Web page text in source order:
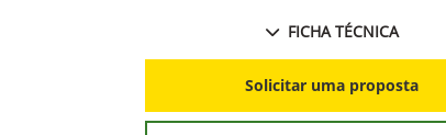
FICHA TÉCNICA
Solicitar uma proposta